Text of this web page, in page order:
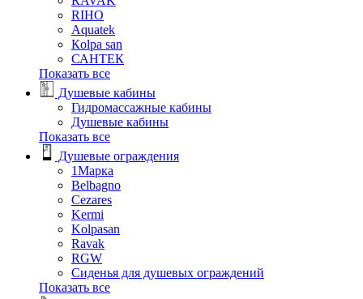
RIHO
Аquatek
Кolpa san
САНТЕК
Показать все
Душевые кабины
Гидромассажные кабины
Душевые кабины
Показать все
Душевые ограждения
1Марка
Belbagno
Cezares
Kermi
Kolpasan
Ravak
RGW
Сиденья для душевых ограждений
Показать все